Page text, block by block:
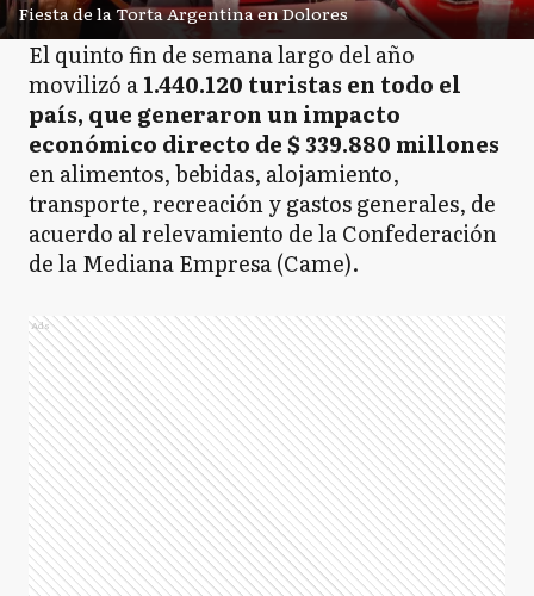
Fiesta de la Torta Argentina en Dolores
El quinto fin de semana largo del año
movilizó a1.440.120 turistas en todo el
país, que generaron un impacto
económico directo de $ 339.880 millones
en alimentos, bebidas, alojamiento,
transporte, recreación y gastos generales, de
acuerdo al relevamiento de la Confederación
de la Mediana Empresa (Came).
Ads